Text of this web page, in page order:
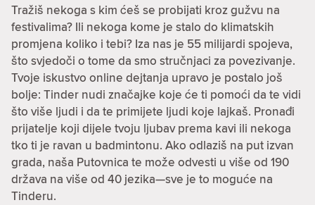
Tražiš nekoga s kim ćeš se probijati kroz gužvu na
festivalima? Ili nekoga kome je stalo do klimatskih
promjena koliko i tebi? Iza nas je 55 milijardi spojeva,
što svjedoči o tome da smo stručnjaci za povezivanje.
Tvoje iskustvo online dejtanja upravo je postalo još
bolje: Tinder nudi značajke koje će ti pomoći da te vidi
što više ljudi i da te primijete ljudi koje lajkaš. Pronađi
prijatelje koji dijele tvoju ljubav prema kavi ili nekoga
tko ti je ravan u badmintonu. Ako odlaziš na put izvan
grada, naša Putovnica te može odvesti u više od 190
država na više od 40 jezika—sve je to moguće na
Tinderu.